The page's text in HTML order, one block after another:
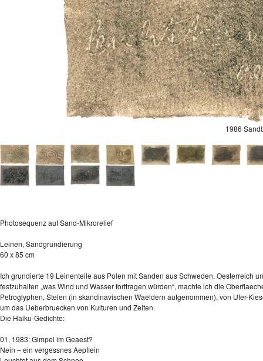
1986
Photosequenz auf Sand-Mikrorelief
Leinen, Sandgrundierung
60 x 85 cm
Ich grundierte 19 Leinenteile aus Polen mit Sanden aus Schweden, Oesterreich
festzuhalten „was Wind und Wasser forttragen würden“, machte ich die
Petroglyphen, Stelen (in skandinavischen Waeldern aufgenommen), von Ufer-
um das Ueberbruecken von Kulturen und Zeiten.
Die Haiku-Gedichte:
01, 1983: Gimpel im Geaest?
Nein – ein vergessnes Aepflein